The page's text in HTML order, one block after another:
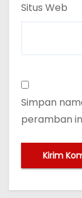
Situs Web
Simpan
peramban